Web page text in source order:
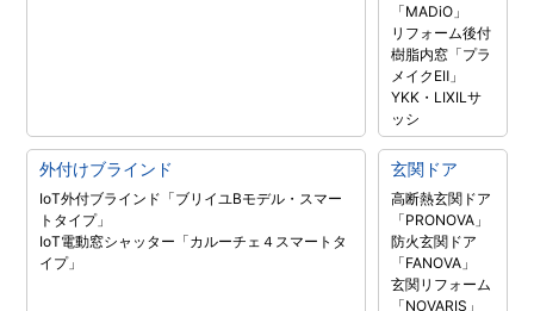
「MADiO」
リフォーム後付
樹脂内窓「プラ
メイクEⅡ」
YKK・LIXILサ
ッシ
外付けブラインド
IoT外付ブラインド「ブリイユBモデル・スマー
トタイプ」
IoT電動窓シャッター「カルーチェ４スマートタ
イプ」
玄関ドア
高断熱玄関ドア
「PRONOVA」
防火玄関ドア
「FANOVA」
玄関リフォーム
「NOVARIS」